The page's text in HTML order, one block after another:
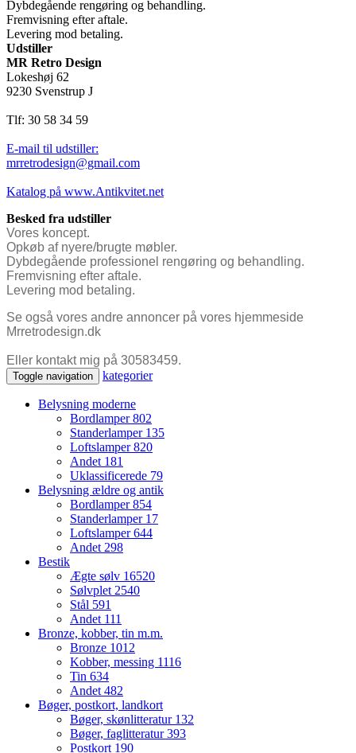
Dybdegående rengøring og behandling.
Fremvisning efter aftale.
Levering mod betaling.
Udstiller
MR Retro Design
Lokeshøj 62
9230 Svenstrup J
Tlf: 30 58 34 59
E-mail til udstiller:
mrretrodesign@gmail.com
Katalog på www.Antikvitet.net
Besked fra udstiller
Vores koncept.
Opkøb af nyere/brugte møbler.
Dybdegående professionel rengøring og behandling.
Fremvisning efter aftale.
Levering mod betaling.
Se også vores andre annoncer på vores hjemmeside
Mrretrodesign.dk
Eller kontakt mig på 30583459.
Toggle navigation kategorier
Belysning moderne
Bordlamper802
Standerlamper 135
Loftslamper820
Andet 181
Uklassificerede 79
Belysning ældre og antik
Bordlamper854
Standerlamper 17
Loftslamper644
Andet298
Bestik
Ægte sølv 16520
Sølvplet2540
Stål 591
Andet 111
Bronze, kobber, tin m.m.
Bronze 1012
Kobber, messing 1116
Tin 634
Andet482
Bøger, postkort, landkort
Bøger, skønlitteratur 132
Bøger, faglitteratur393
Postkort 190